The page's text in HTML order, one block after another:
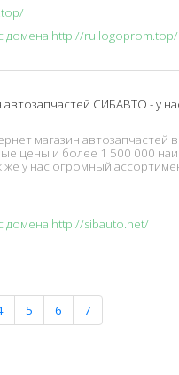
автозапчастей СИБАВТО - у
магазин
цены и более 1 500 000
же у нас огромный
5 6 7